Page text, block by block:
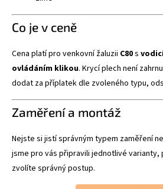
Co je v ceně
Cena platí pro venkovní žaluzii C80s
ovládáním klikou. Krycí plech není
dodat za příplatek dle zvoleného typu,
Zaměření a montáž
Nejste si jistí správným typem zaměření
jsme pro vás připravili jednotlivé varianty,
zvolíte správný postup.